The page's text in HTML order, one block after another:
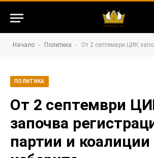
Начало - Политика - От 2 септември ЦИК започва регистрацията
ПОЛИТИКА
От 2 септември
започва
партии и коалиции